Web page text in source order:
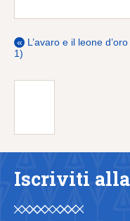
« L’avaro e il leone
1)
Iscriviti